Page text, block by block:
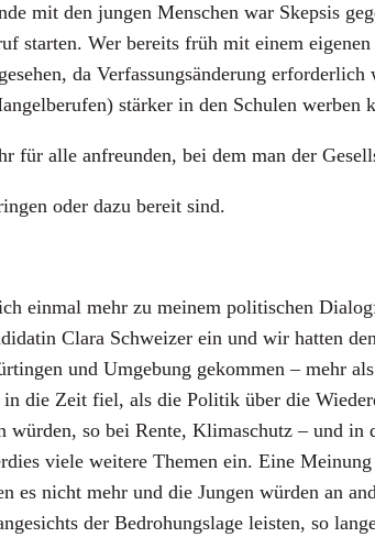
mit den jun­gen Men­schen war Skep­sis
star­ten. Wer bereits früh mit einem
da Ver­fas­sungs­än­de­rung
stär­ker in den Schu­len wer­ben
alle anfreun­den, bei dem man der
oder dazu bereit sind.
ein­mal mehr zu mei­nem poli­ti­schen
Cla­ra Schwei­zer ein und wir hat­ten
und Umge­bung gekom­men – mehr
die Zeit fiel, als die Poli­tik über die
so bei Ren­te, Kli­ma­schutz – und
vie­le wei­te­re The­men ein. Eine
nicht mehr und die Jun­gen wür­den an
der Bedro­hungs­la­ge leis­ten, so